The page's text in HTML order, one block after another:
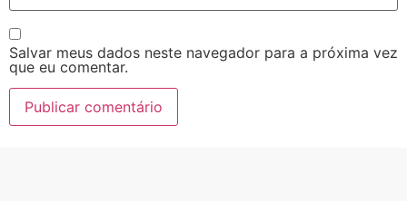
Salvar meus dados neste navegador para a próxima vez
que eu comentar.